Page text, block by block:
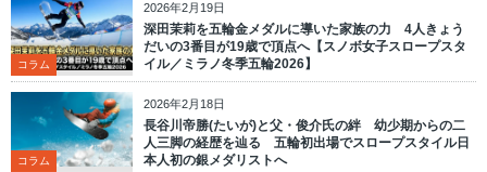
2026年2月19日
コラム
深田茉莉を五輪金メダルに導いた家族の力 4人きょう
だいの3番目が19歳で頂点へ【スノボ女子スロープスタ
イル／ミラノ冬季五輪2026】
2026年2月18日
コラム
長谷川帝勝(たいが)と父・俊介氏の絆 幼少期からの二
人三脚の経歴を辿る 五輪初出場でスロープスタイル日
本人初の銀メダリストへ